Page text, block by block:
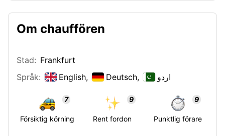
Om chauffören
Stad: Frankfurt
Språk:
English, Deutsch, اردو
7
Försiktig körning
9
Rent fordon
9
Punktlig förare